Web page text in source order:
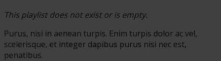
This playlist does not exist or is empty.
Purus, nisi in aenean turpis. Enim turpis dolor ac vel,
scelerisque, et integer dapibus purus nisi nec est,
penatibus.